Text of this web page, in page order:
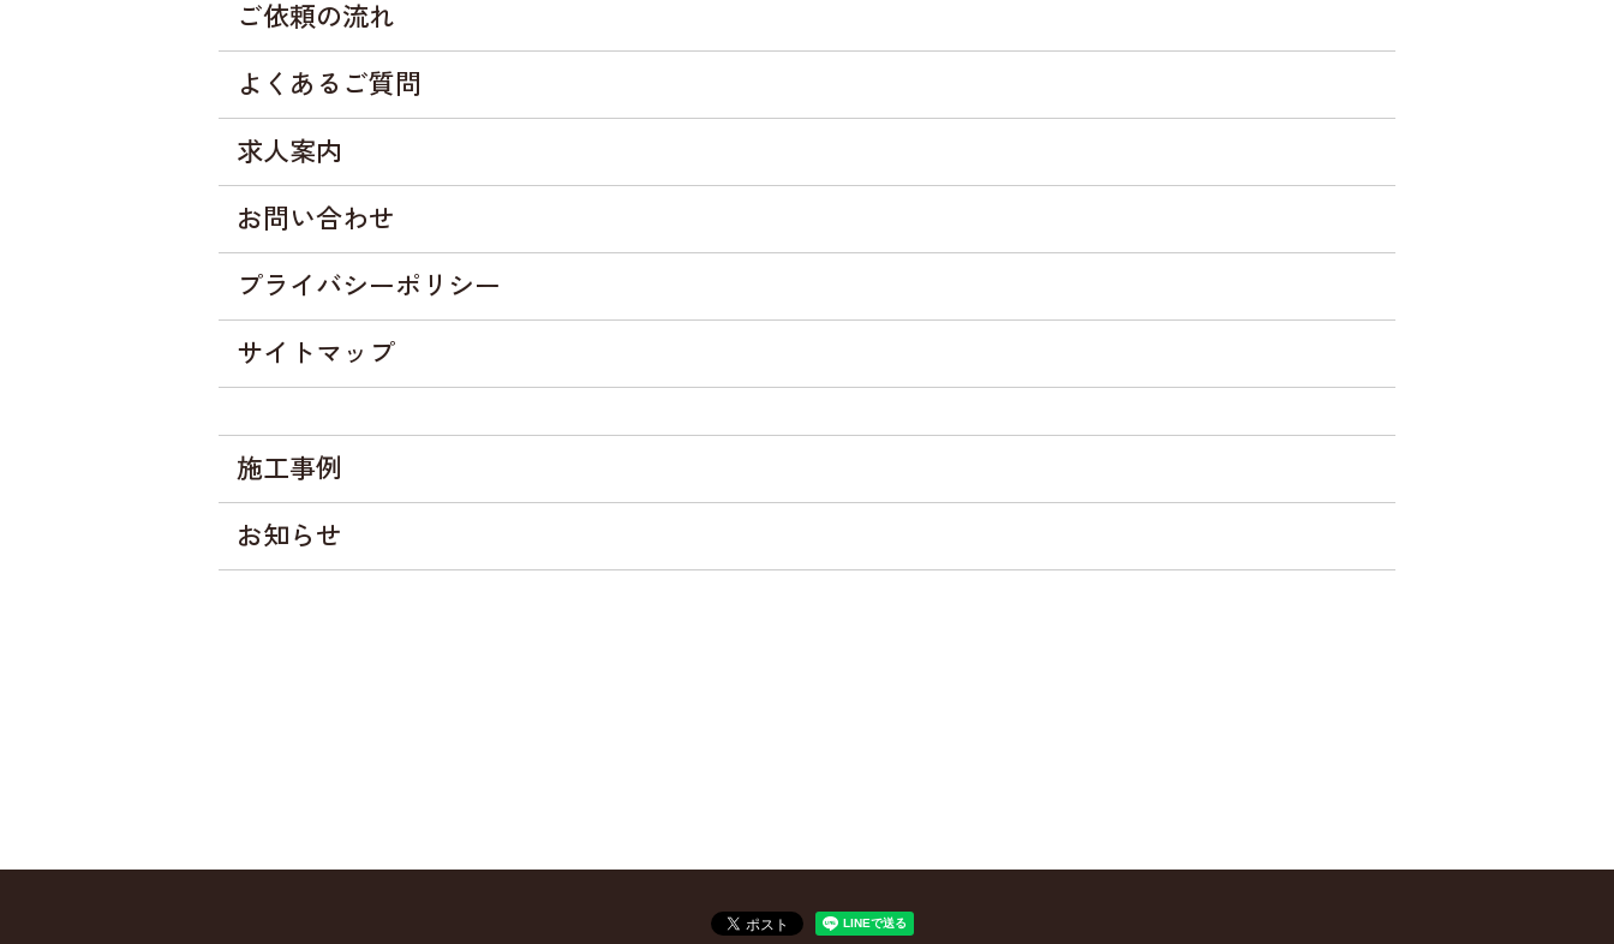
ご依頼の流れ
よくあるご質問
求人案内
お問い合わせ
プライバシーポリシー
サイトマップ
施工事例
お知らせ